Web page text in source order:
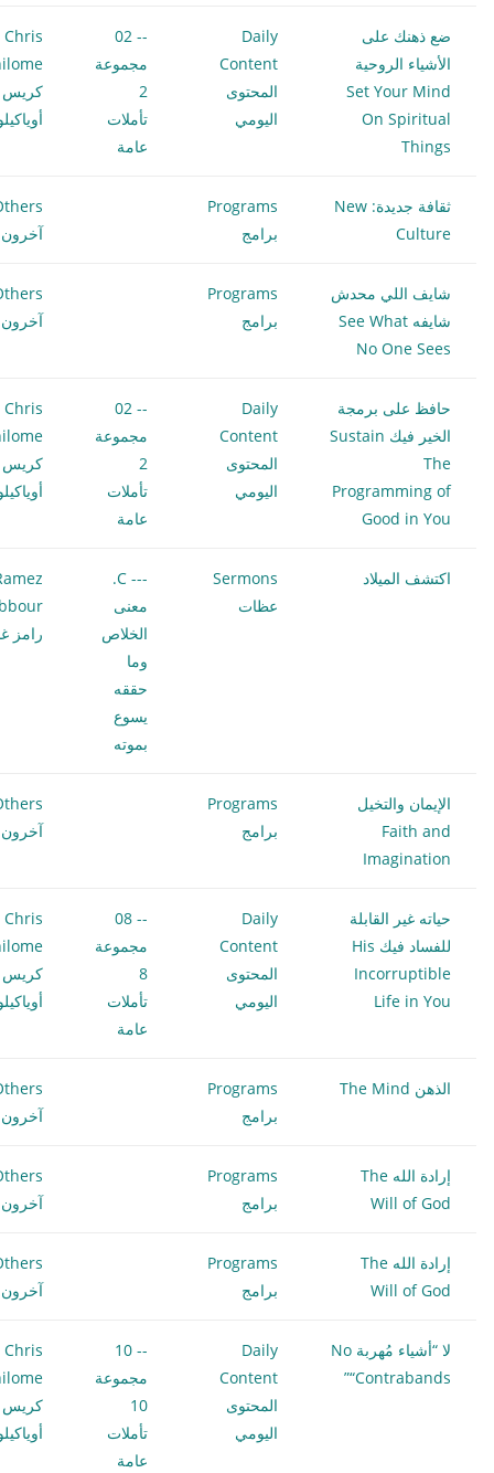
ضع ذهنك على
الأشياء الروحية
Set Your Mind
On Spiritual
Things
Daily
Content
المحتوى
اليومي
-- 02
مجموعة
2
تأملات
عامة
Chris
كريس
ثقافة جديدة: New
Culture
Programs
برامج
آخرون
شايف اللي محدش
شايفه See What
No One Sees
Programs
برامج
آخرون
حافظ على برمجة
الخير فيك Sustain
The
Programming of
Good in You
Daily
Content
المحتوى
اليومي
-- 02
مجموعة
2
تأملات
عامة
Chris
كريس
اكتشف الميلاد
Sermons
عظات
--- C.
معنى
الخلاص
وما
حققه
يسوع
بموته
رامز
الإيمان والتخيل
Faith and
Imagination
Programs
برامج
آخرون
حياته غير القابلة
للفساد فيك His
Incorruptible
Life in You
Daily
Content
المحتوى
اليومي
-- 08
مجموعة
8
تأملات
عامة
Chris
كريس
الذهن The Mind
Programs
برامج
آخرون
إرادة الله The
Will of God
Programs
برامج
آخرون
إرادة الله The
Will of God
Programs
برامج
آخرون
لا “أشياء مُهربة No
“Contrabands”
Daily
Content
المحتوى
اليومي
-- 10
مجموعة
10
تأملات
عامة
Chris
كريس